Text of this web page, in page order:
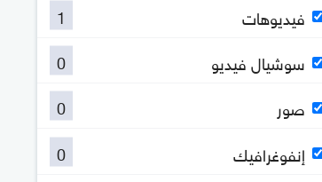
فيديوهات
1
سوشيال فيديو
0
صور
0
إنفوغرافيك
0